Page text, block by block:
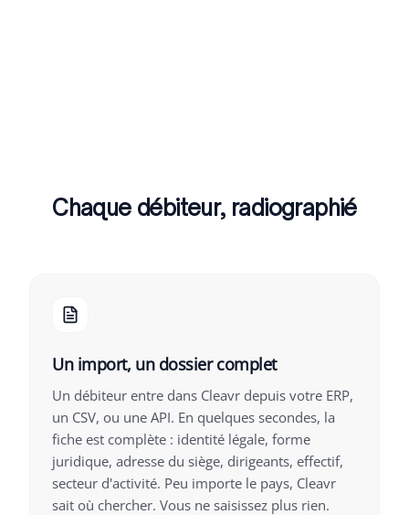
Chaque débiteur, radiographié
Un import, un dossier complet
Un débiteur entre dans Cleavr depuis votre ERP,
un CSV, ou une API. En quelques secondes, la
fiche est complète : identité légale, forme
juridique, adresse du siège, dirigeants, effectif,
secteur d'activité. Peu importe le pays, Cleavr
sait où chercher. Vous ne saisissez plus rien.